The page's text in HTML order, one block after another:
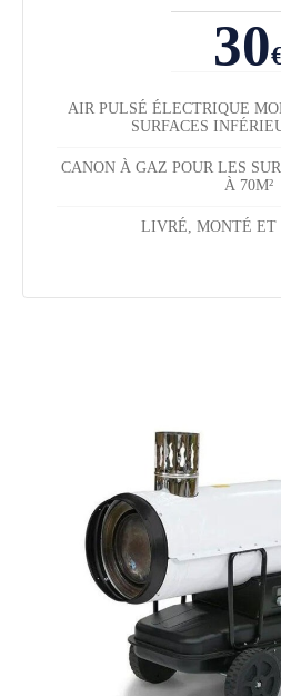
30
AIR PULSÉ ÉLECTRIQUE
SURFACES
CANON À GAZ POUR LES
À 70M²
LIVRÉ, MONTÉ ET